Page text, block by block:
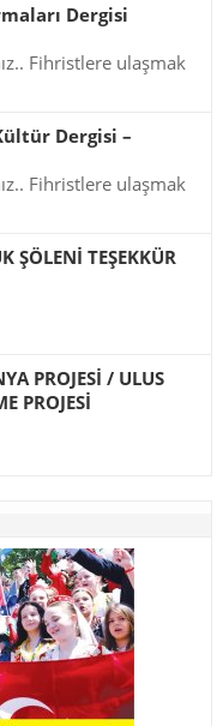
Dergisi
Fihristlere ulaşmak
Dergisi –
Fihristlere ulaşmak
ŞÖLENİ TEŞEKKÜR
PROJESİ / ULUS
PROJESİ